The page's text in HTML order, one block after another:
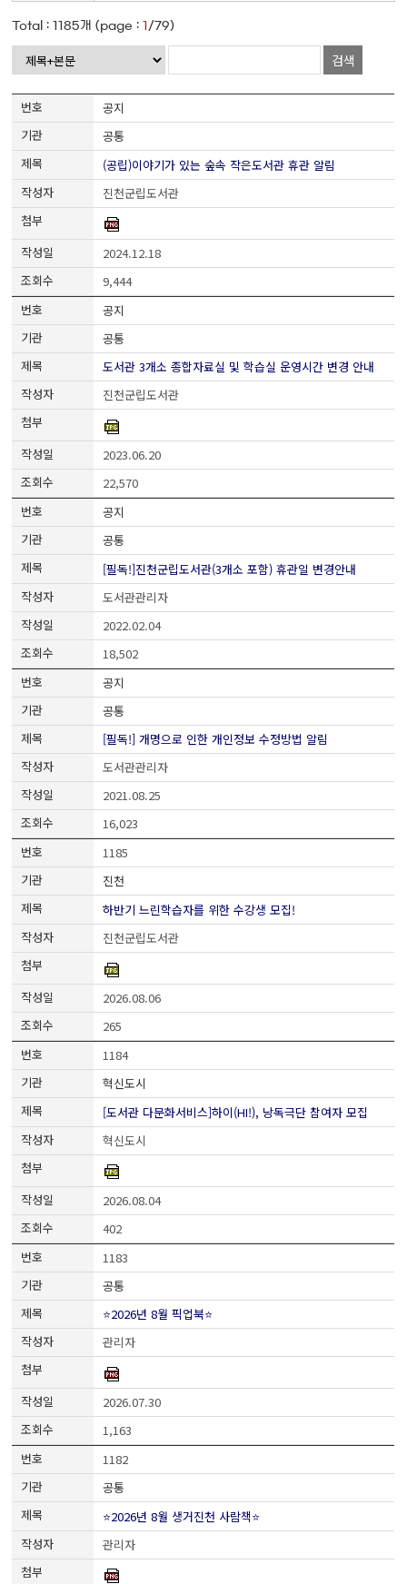
Total : 1185개 (page : /79)
검색
공지
공통
(공립)이야기가 있는 숲속 작은도서관 휴관 알림
진천군립도서관
2024.12.18
9,444
공지
공통
도서관 3개소 종합자료실 및 학습실 운영시간 변경 안내
진천군립도서관
2023.06.20
22,570
공지
공통
[필독!]진천군립도서관(3개소 포함) 휴관일 변경안내
도서관관리자
2022.02.04
18,502
공지
공통
[필독!] 개명으로 인한 개인정보 수정방법 알림
도서관관리자
2021.08.25
16,023
1185
진천
하반기 느린학습자를 위한 수강생 모집!
진천군립도서관
2026.08.06
265
1184
혁신도시
[도서관 다문화서비스]하이(HI!), 낭독극단 참여자 모집
혁신도시
2026.08.04
402
1183
공통
⭐2026년 8월 픽업북⭐
관리자
2026.07.30
1,163
1182
공통
⭐2026년 8월 생거진천 사람책⭐
관리자